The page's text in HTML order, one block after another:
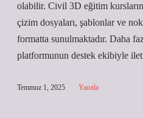
olabilir. Civil 3D eğitim
çizim dosyaları, şablonlar ve
formatta sunulmaktadır. Daha
platformunun destek ekibiyle
Temmuz 1, 2025 Yanıtla